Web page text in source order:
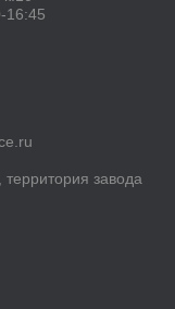
16:45
завода